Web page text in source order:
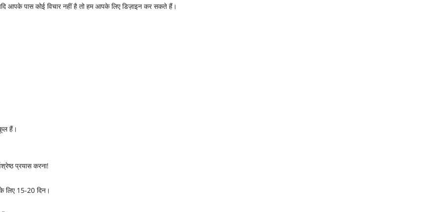
आपके पास कोई विचार नहीं है तो हम आपके लिए डिज़ाइन कर सकते हैं।
हैं।
प्रयास करना!
लिए 15-20 दिन।